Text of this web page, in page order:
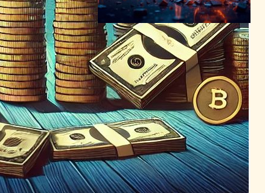
暗号資産詐欺OmegaPro事
件、16カ月300%約束で945
億円詐取の2人起訴
ブロックチェーンニュース
2025年7月9日12:00
Bitzlato取引所、共同創設者
の有罪認め解散後に顧客出金
停止―ダークネット犯罪資金
処理の末路
ブロックチェーンニュース
2023年12月28日16:04